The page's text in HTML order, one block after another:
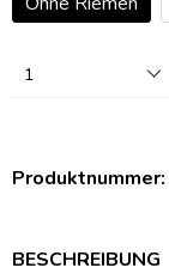
1
Produktnummer:
BESCHREIBUNG